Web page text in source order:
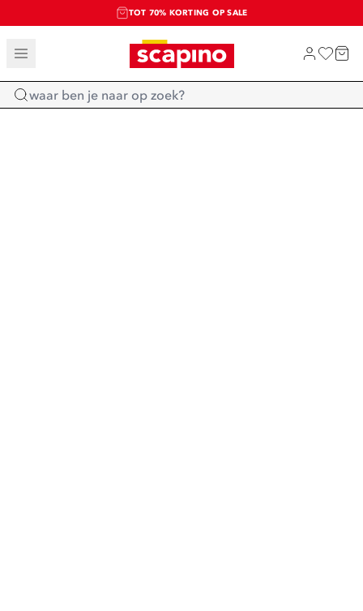
TOT 70% KORTING OP SALE
SALE: LAATSTE KANS!
SHOP NIEUW
Home